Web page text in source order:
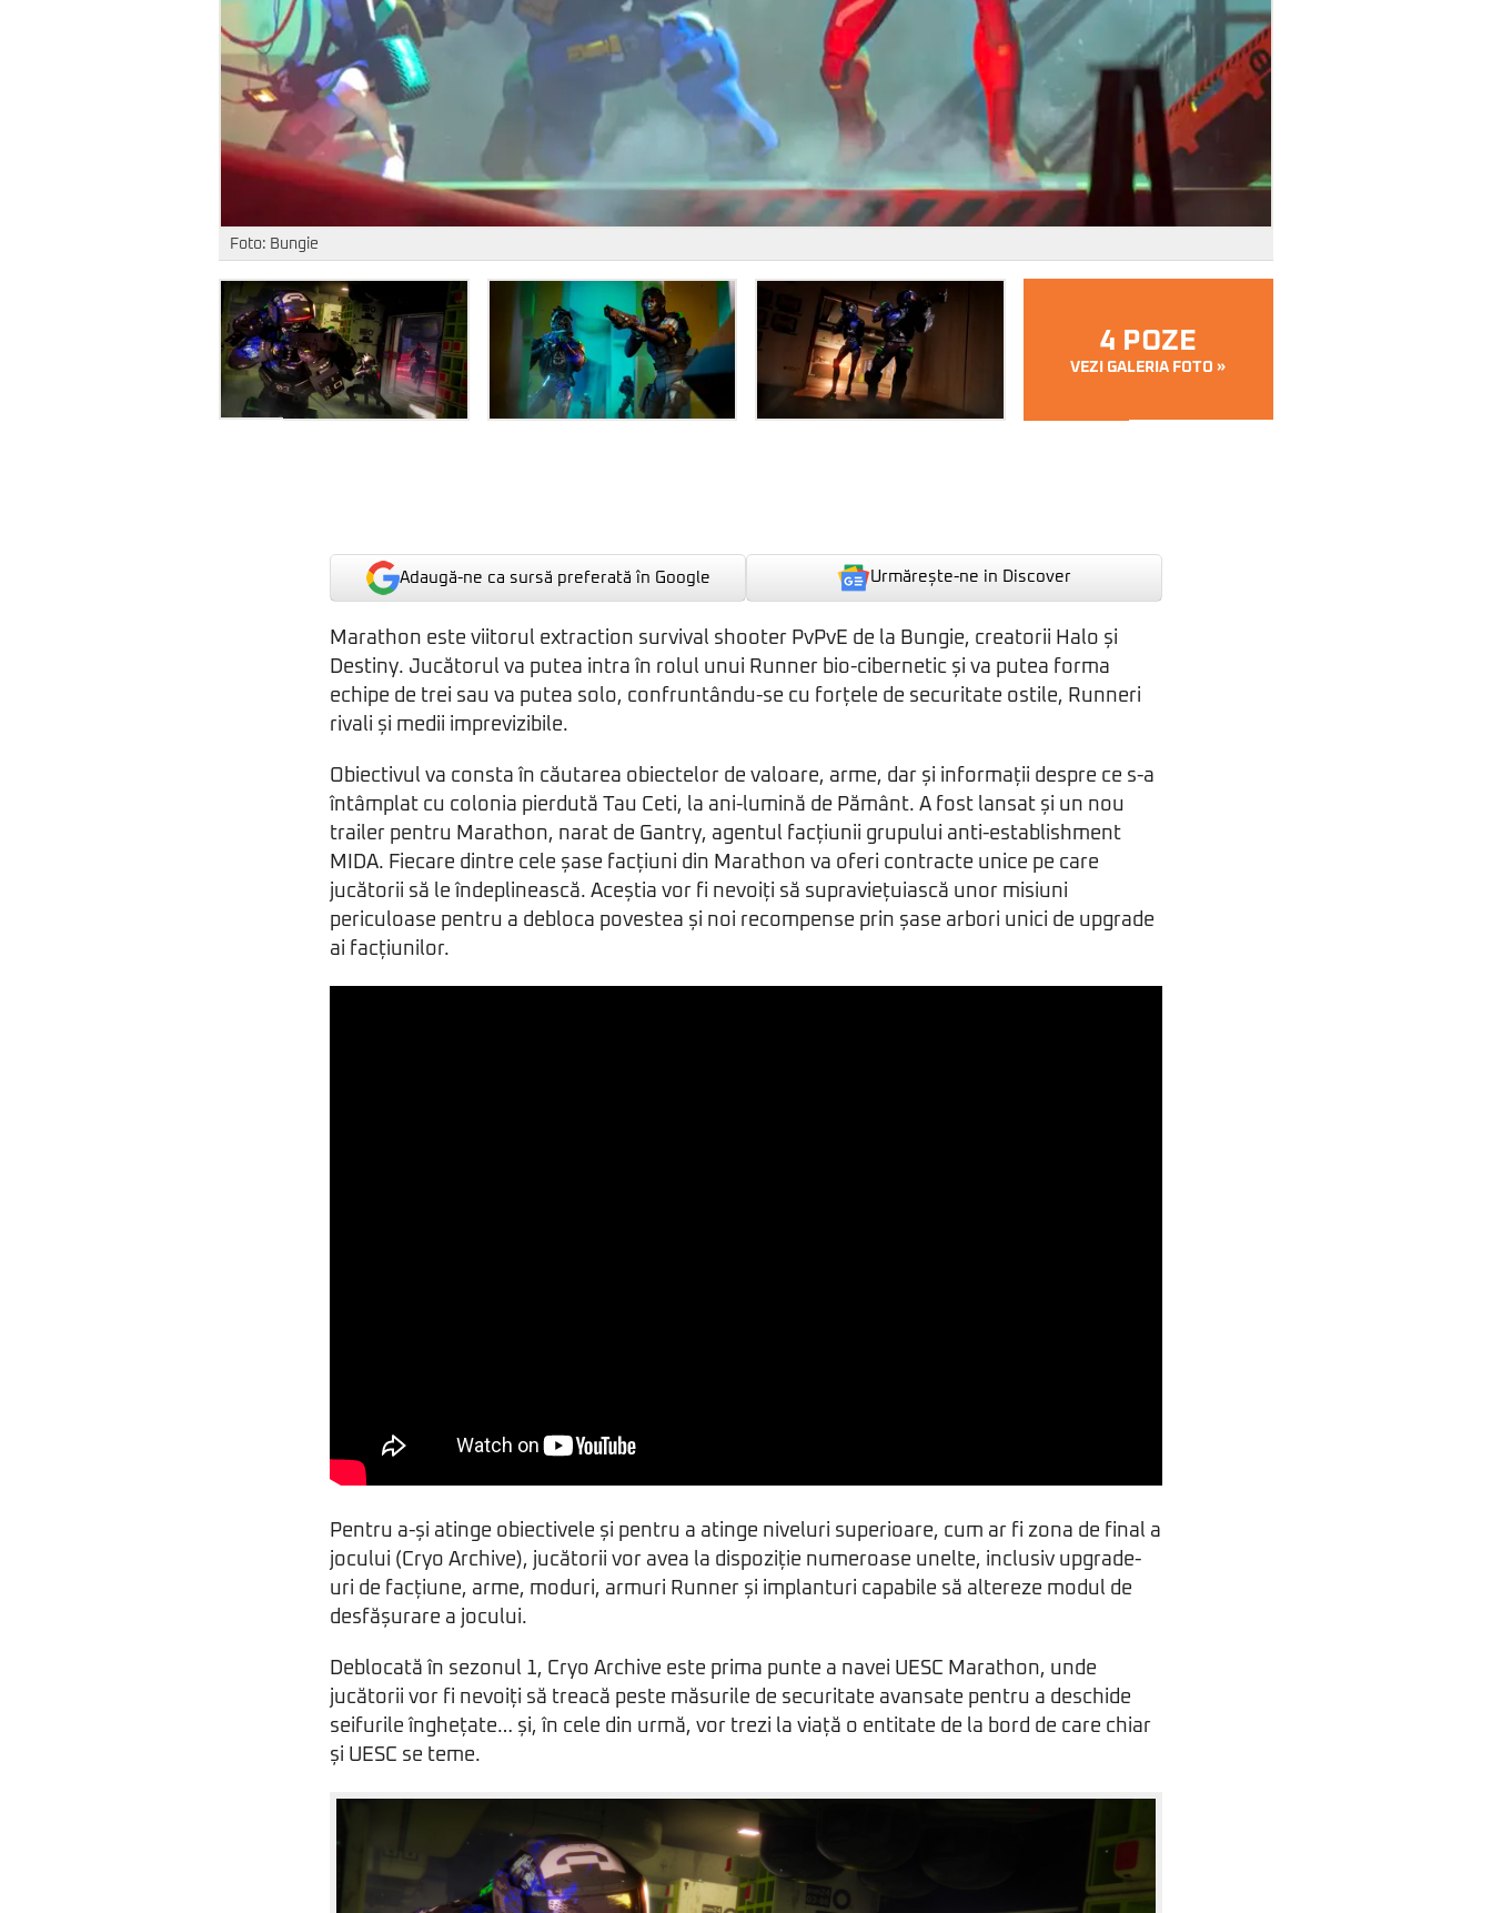
Foto: Bungie
4 POZE
VEZI GALERIA FOTO »
Adaugă-ne ca sursă preferată în Google Urmărește-ne in Discover
Marathon este viitorul extraction survival shooter PvPvE de la Bungie, creatorii Halo și
Destiny. Jucătorul va putea intra în rolul unui Runner bio-cibernetic și va putea forma
echipe de trei sau va putea solo, confruntându-se cu forțele de securitate ostile, Runneri
rivali și medii imprevizibile.
Obiectivul va consta în căutarea obiectelor de valoare, arme, dar și informații despre ce s-a
întâmplat cu colonia pierdută Tau Ceti, la ani-lumină de Pământ. A fost lansat și un nou
trailer pentru Marathon, narat de Gantry, agentul facțiunii grupului anti-establishment
MIDA. Fiecare dintre cele șase facțiuni din Marathon va oferi contracte unice pe care
jucătorii să le îndeplinească. Aceștia vor fi nevoiți să supraviețuiască unor misiuni
periculoase pentru a debloca povestea și noi recompense prin șase arbori unici de upgrade
ai facțiunilor.
Pentru a-și atinge obiectivele și pentru a atinge niveluri superioare, cum ar fi zona de final a
jocului (Cryo Archive), jucătorii vor avea la dispoziție numeroase unelte, inclusiv upgrade-
uri de facțiune, arme, moduri, armuri Runner și implanturi capabile să altereze modul de
desfășurare a jocului.
Deblocată în sezonul 1, Cryo Archive este prima punte a navei UESC Marathon, unde
jucătorii vor fi nevoiți să treacă peste măsurile de securitate avansate pentru a deschide
seifurile înghețate… și, în cele din urmă, vor trezi la viață o entitate de la bord de care chiar
și UESC se teme.